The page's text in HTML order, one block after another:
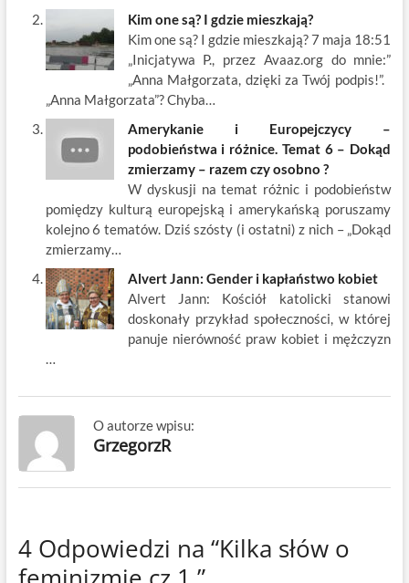
Kim one są? I gdzie mieszkają?
Kim one są? I gdzie mieszkają? 7 maja 18:51
„Inicjatywa P., przez Avaaz.org do mnie:”
„Anna Małgorzata, dzięki za Twój podpis!”.
„Anna Małgorzata”? Chyba…
Amerykanie i Europejczycy –
podobieństwa i różnice. Temat 6 – Dokąd
zmierzamy – razem czy osobno ?
W dyskusji na temat różnic i podobieństw
pomiędzy kulturą europejską i amerykańską poruszamy
kolejno 6 tematów. Dziś szósty (i ostatni) z nich – „Dokąd
zmierzamy…
Alvert Jann: Gender i kapłaństwo kobiet
Alvert Jann: Kościół katolicki stanowi
doskonały przykład społeczności, w której
panuje nierówność praw kobiet i mężczyzn
…
O autorze wpisu:
GrzegorzR
4 Odpowiedzi na “Kilka słów o